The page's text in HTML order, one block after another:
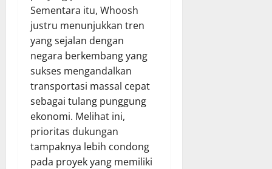
Sementara itu, Whoosh
justru menunjukkan tren
yang sejalan dengan
negara berkembang yang
sukses mengandalkan
transportasi massal cepat
sebagai tulang punggung
ekonomi. Melihat ini,
prioritas dukungan
tampaknya lebih condong
pada proyek yang memiliki